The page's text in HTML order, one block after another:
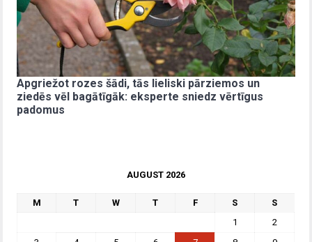
Apgriežot rozes šādi, tās lieliski pārziemos un
ziedēs vēl bagātīgāk: eksperte sniedz vērtīgus
padomus
AUGUST 2026
M T W T F S
S
1
2